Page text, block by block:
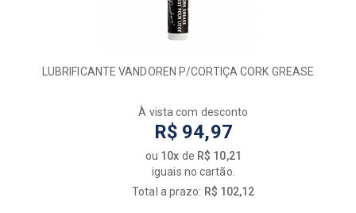
LUBRIFICANTE VANDOREN P/CORTIÇA CORK GREASE
À vista com desconto
R$ 94,97
ou 10x de R$ 10,21
iguais no cartão.
Total a prazo: R$ 102,12